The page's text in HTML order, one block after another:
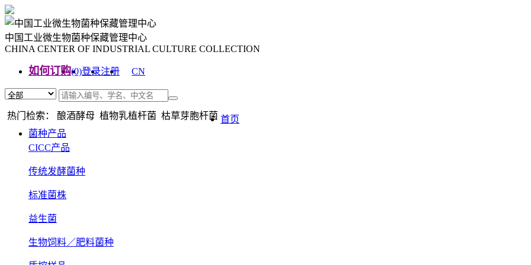
中国工业微生物菌种保藏管理中心
CHINA CENTER OF INDUSTRIAL CULTURE COLLECTION
如何订购(0)登录注册
CN
热门检索： 酿酒酵母 植物乳植杆菌 枯草芽胞杆菌 首页
菌种产品
CICC产品
传统发酵菌种
标准菌株
益生菌
生物饲料／肥料菌种